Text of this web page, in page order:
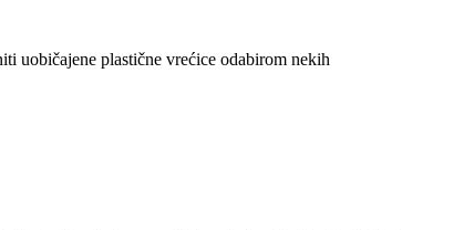
uobičajene plastične vrećice odabirom nekih